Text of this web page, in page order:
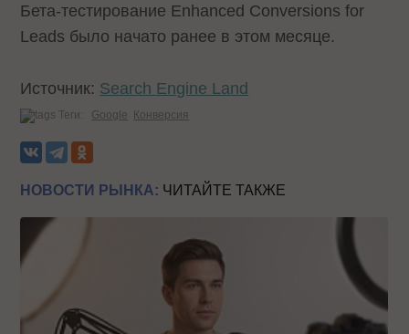
Бета-тестирование Enhanced Conversions for
Leads было начато ранее в этом месяце.
Источник: Search Engine Land
Теги: Google Конверсия
НОВОСТИ РЫНКА: ЧИТАЙТЕ ТАКЖЕ